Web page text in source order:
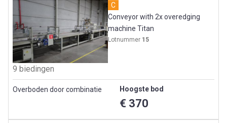
C
Conveyor with 2x overedging
machine Titan
Lotnummer 15
9 biedingen
Overboden door combinatie Hoogste bod
€ 370